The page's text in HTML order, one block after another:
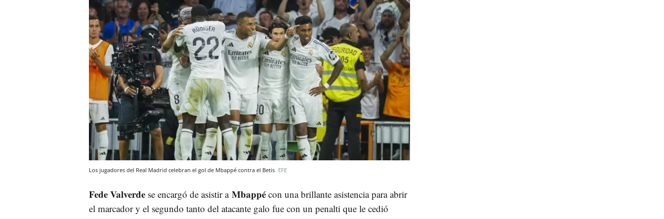
Los jugadores del Real Madrid celebran el gol de Mbappé contra el Betis EFE
Fede Valverde se encargó de asistir a Mbappé con una brillante asistencia para abrir
el marcador y el segundo tanto del atacante galo fue con un penalti que le cedió